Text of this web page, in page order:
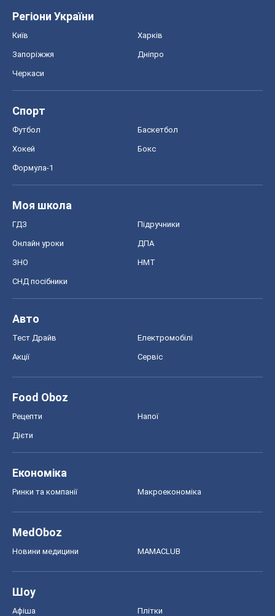
Регіони України
Київ Харків
Запоріжжя Дніпро
Черкаси
Спорт
Футбол Баскетбол
Хокей Бокс
Формула-1
Моя школа
ГДЗ Підручники
Онлайн уроки ДПА
ЗНО НМТ
СНД посібники
Авто
Тест Драйв Електромобілі
Акції Сервіс
Food Oboz
Рецепти Напої
Дієти
Економіка
Ринки та компанії Макроекономіка
MedOboz
Новини медицини MAMACLUB
Шоу
Афіша Плітки